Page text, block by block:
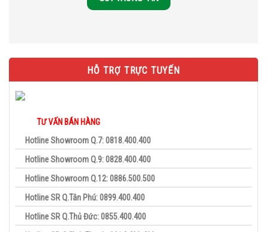
HỖ TRỢ TRỰC TUYẾN
TƯ VẤN BÁN HÀNG
Hotline Showroom Q.7: 0818.400.400
Hotline Showroom Q.9: 0828.400.400
Hotline Showroom Q.12: 0886.500.500
Hotline SR Q.Tân Phú: 0899.400.400
Hotline SR Q.Thủ Đức: 0855.400.400